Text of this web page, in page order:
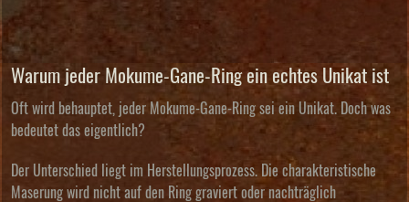
Warum jeder Mokume-Gane-Ring ein echtes Unikat ist
Oft wird behauptet, jeder Mokume-Gane-Ring sei ein Unikat. Doch was
bedeutet das eigentlich?
Der Unterschied liegt im Herstellungsprozess. Die charakteristische
Maserung wird nicht auf den Ring graviert oder nachträglich